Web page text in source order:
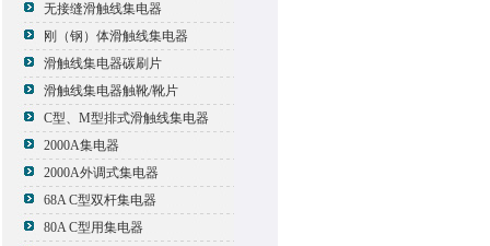
无接缝滑触线集电器
刚（钢）体滑触线集电器
滑触线集电器碳刷片
滑触线集电器触靴/靴片
C型、M型排式滑触线集电器
2000A集电器
2000A外调式集电器
68A C型双杆集电器
80A C型用集电器